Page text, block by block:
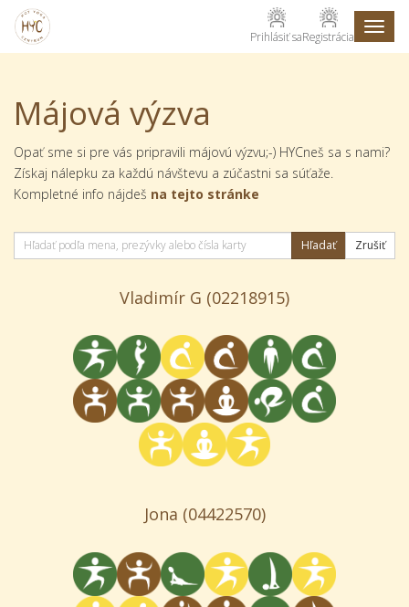
Prihlásiť saRegistrácia
Májová výzva
Opať sme si pre vás pripravili májovú výzvu;-) HYCneš sa s nami?
Získaj nálepku za každú návštevu a zúčastni sa súťaže.
Kompletné info nájdeš na tejto stránke
Zrušiť
Vladimír G (02218915)
Jona (04422570)